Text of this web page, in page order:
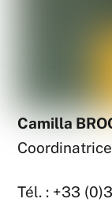
Camilla
Coordinatrice
Tél. : +33